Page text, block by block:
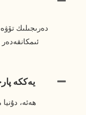
يەككە
ھەئە،